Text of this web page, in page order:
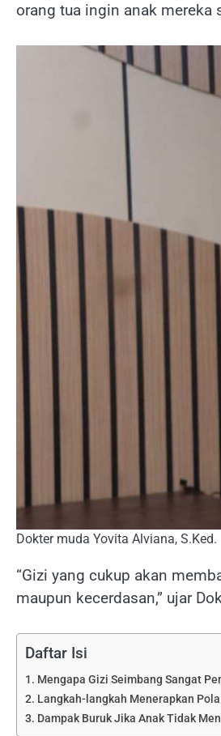
orang tua ingin anak mereka
Dokter muda Yovita Alviana, S.Ked.
“Gizi yang cukup akan
maupun kecerdasan,” ujar
Daftar Isi
Mengapa Gizi Seimbang Sangat
Langkah-langkah Menerapkan
Dampak Buruk Jika Anak Tidak